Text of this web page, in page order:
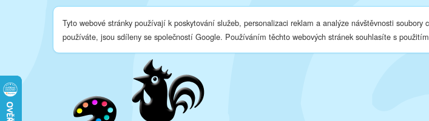
Tyto webové stránky používají k poskytování služeb, personalizaci reklam a analýze návštěvnosti
používáte, jsou sdíleny se společností Google. Používáním těchto webových stránek souhlasíte s